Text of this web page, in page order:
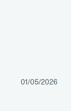
01/05/2026